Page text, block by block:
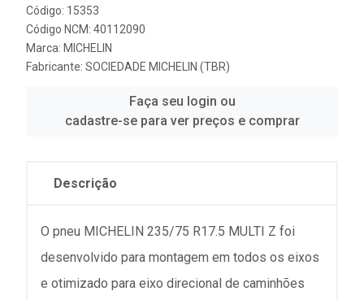
Código: 15353
Código NCM: 40112090
Marca: MICHELIN
Fabricante: SOCIEDADE MICHELIN (TBR)
Faça seu login ou
cadastre-se para ver preços e comprar
Descrição
O pneu MICHELIN 235/75 R17.5 MULTI Z foi
desenvolvido para montagem em todos os eixos
e otimizado para eixo direcional de caminhões